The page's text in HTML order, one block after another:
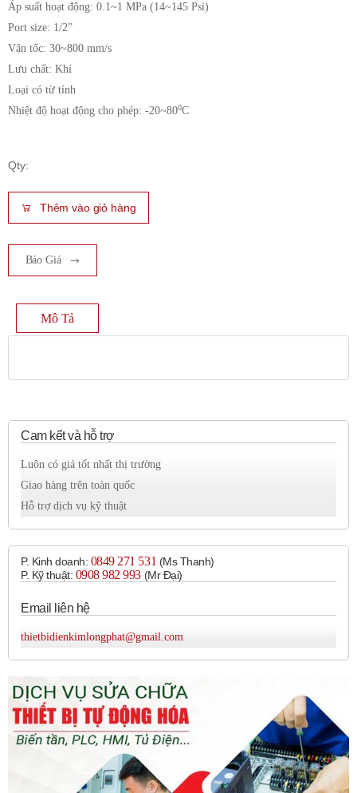
Áp suất hoạt động: 0.1~1 MPa (14~145 Psi)
Port size: 1/2”
Vận tốc: 30~800 mm/s
Lưu chất: Khí
Loại có từ tính
Nhiệt độ hoạt động cho phép: -20~800C
Qty:
Thêm vào giỏ hàng
Báo Giá
Mô Tả
Cam kết và hỗ trợ
Luôn có giá tốt nhất thị trường
Giao hàng trên toàn quốc
Hỗ trợ dịch vụ kỹ thuật
P. Kinh doanh: 0849 271 531 (Ms Thanh)
P. Kỹ thuật: 0908 982 993​ (Mr Đại)
Email liên hệ
thietbidienkimlongphat@gmail.com